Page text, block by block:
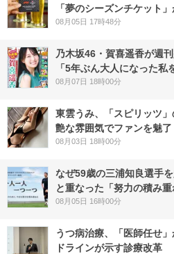
「夢のシーズンチケット
08月05日 17時48分
乃木坂46・賀喜遥香が週
「5年ぶん大人になった私
08月07日 18時00分
東雲うみ、「スピリッツ
艶な雰囲気でファンを魅了
08月03日 18時00分
なぜ59歳の三浦知良選手
と重なった「努力の積み重
08月05日 16時00分
うつ病治療、「医師任せ
ドラインが示す診療改革